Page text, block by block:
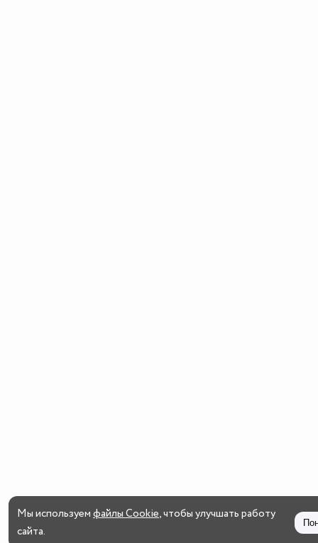
Мы используемфайлы Cookie, чтобы улучшать работу
сайта.